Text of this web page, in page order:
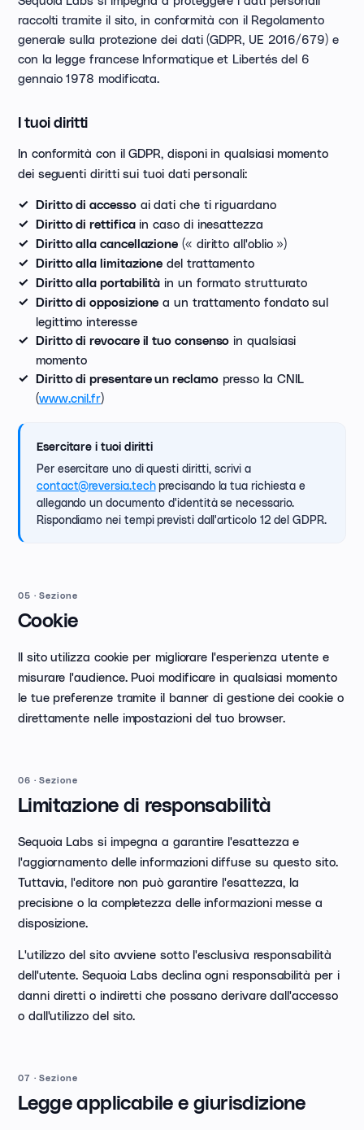
raccolti tramite il sito, in conformità con il Regolamento
generale sulla protezione dei dati (GDPR, UE 2016/679) e
con la legge francese Informatique et Libertés del 6
gennaio 1978 modificata.
I tuoi diritti
In conformità con il GDPR, disponi in qualsiasi momento
dei seguenti diritti sui tuoi dati personali:
Diritto di accessoai dati che ti riguardano
Diritto di rettificain caso di inesattezza
Diritto alla cancellazione (« diritto all'oblio »)
Diritto alla limitazione del trattamento
Diritto alla portabilità in un formato strutturato
Diritto di opposizione a un trattamento fondato sul
legittimo interesse
Diritto di revocare il tuo consenso in qualsiasi
momento
Diritto di presentare un reclamopresso la CNIL
(www.cnil.fr)
Esercitare i tuoi diritti
Per esercitare uno di questi diritti, scrivi a
contact@reversia.techprecisando la tua richiesta e
allegando un documento d'identità se necessario.
Rispondiamo nei tempi previsti dall'articolo 12 del GDPR.
05 ·Sezione
Cookie
Il sito utilizza cookie per migliorare l'esperienza utente e
misurare l'audience. Puoi modificare in qualsiasi momento
le tue preferenze tramite il banner di gestione dei cookie o
direttamente nelle impostazioni del tuo browser.
06 ·Sezione
Limitazione di responsabilità
Sequoia Labs si impegna a garantire l'esattezza e
l'aggiornamento delle informazioni diffuse su questo sito.
Tuttavia, l'editore non può garantire l'esattezza, la
precisione o la completezza delle informazioni messe a
disposizione.
L'utilizzo del sito avviene sotto l'esclusiva responsabilità
dell'utente. Sequoia Labs declina ogni responsabilità per i
danni diretti o indiretti che possano derivare dall'accesso
o dall'utilizzo del sito.
07 ·Sezione
Legge applicabile e giurisdizione